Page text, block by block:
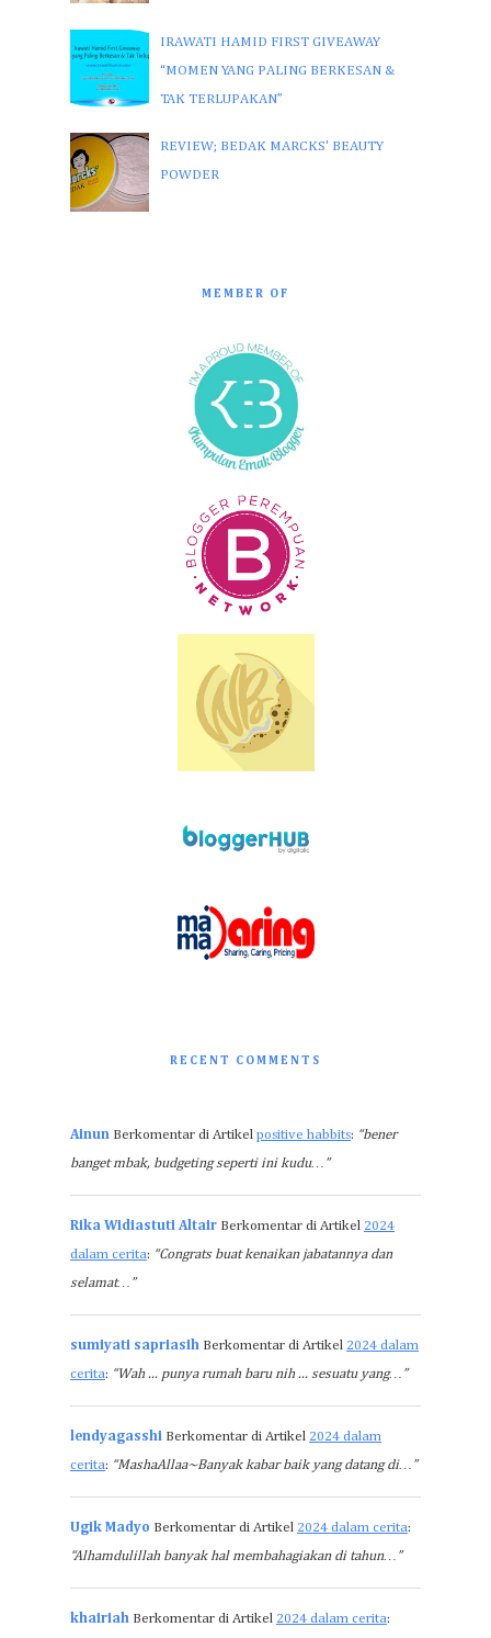
IRAWATI HAMID FIRST GIVEAWAY
“MOMEN YANG PALING BERKESAN &
TAK TERLUPAKAN”
REVIEW; BEDAK MARCKS' BEAUTY
POWDER
MEMBER OF
RECENT COMMENTS
Ainun Berkomentar di Artikel positive habbits: “bener
banget mbak, budgeting seperti ini kudu…”
Rika Widiastuti Altair Berkomentar di Artikel 2024
dalam cerita: “Congrats buat kenaikan jabatannya dan
selamat…”
sumiyati sapriasih Berkomentar di Artikel 2024 dalam
cerita: “Wah ... punya rumah baru nih ... sesuatu yang…”
lendyagasshi Berkomentar di Artikel 2024 dalam
cerita: “MashaAllaa~Banyak kabar baik yang datang di…”
Ugik Madyo Berkomentar di Artikel 2024 dalam cerita:
“Alhamdulillah banyak hal membahagiakan di tahun…”
khairiah Berkomentar di Artikel 2024 dalam cerita: